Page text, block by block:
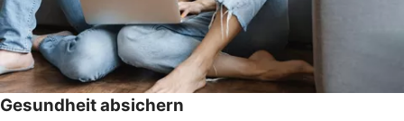
Gesundheit absichern